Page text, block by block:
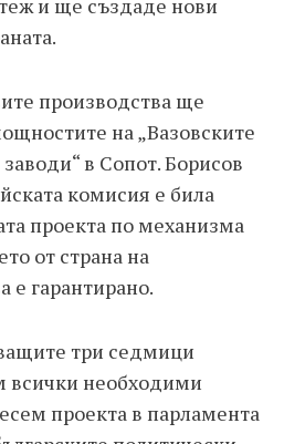
и ще създаде нови
производства ще
на „Вазовските
в Сопот. Борисов
комисия е била
проекта по механизма
от страна на
е гарантирано.
три седмици
всички необходими
проекта в парламента